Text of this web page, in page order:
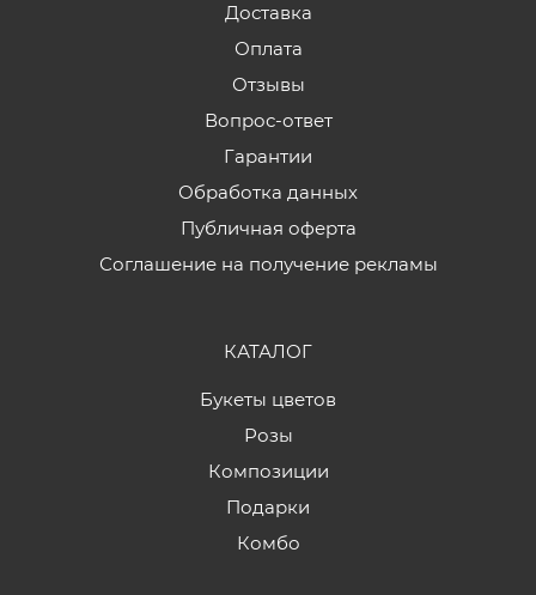
Доставка
Оплата
Отзывы
Вопрос-ответ
Гарантии
Обработка данных
Публичная оферта
Соглашение на получение рекламы
КАТАЛОГ
Букеты цветов
Розы
Композиции
Подарки
Комбо